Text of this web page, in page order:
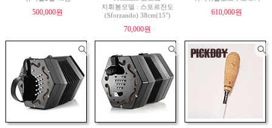
500,000원
지휘봉모델 : 스포르잔도
(Sforzando) 38cm(15")
70,000원
610,000원